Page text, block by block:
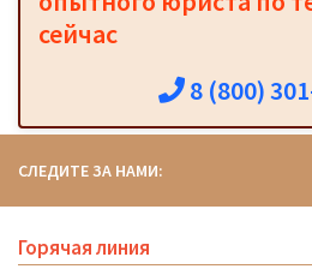
сейчас
8 (800)
СЛЕДИТЕ ЗА НАМИ:
Горячая линия